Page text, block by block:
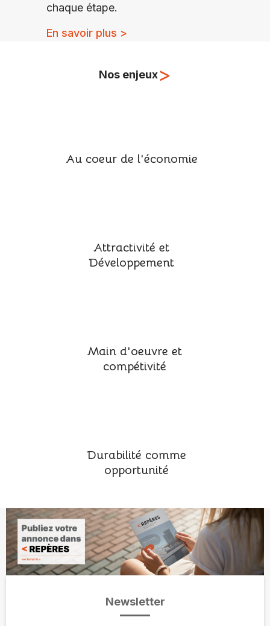
chaque étape.
En savoir plus >
Nos enjeux>
Au coeur de l'économie
Attractivité et
Développement
Main d'oeuvre et
compétivité
Durabilité comme
opportunité
Newsletter